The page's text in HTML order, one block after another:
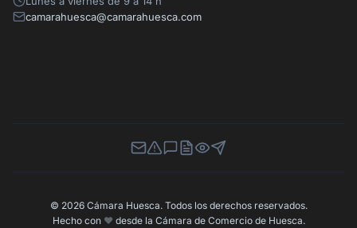
camarahuesca@camarahuesca.com
Newsletter
Canal de Denuncias
Buzón de Sugerencias
Perfil Contratante
Ley de Transparencia
Contacta con nosotros
© 2026 Cámara Huesca. Todos los derechos reservados.
Hecho con ❤️ desde la Cámara de Comercio de Huesca.